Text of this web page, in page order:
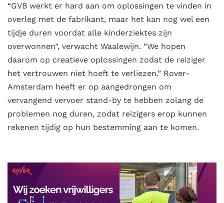
“GVB werkt er hard aan om oplossingen te vinden in
overleg met de fabrikant, maar het kan nog wel een
tijdje duren voordat alle kinderziektes zijn
overwonnen”, verwacht Waalewijn. “We hopen
daarom op creatieve oplossingen zodat de reiziger
het vertrouwen niet hoeft te verliezen.” Rover-
Amsterdam heeft er op aangedrongen om
vervangend vervoer stand-by te hebben zolang de
problemen nog duren, zodat reizigers erop kunnen
rekenen tijdig op hun bestemming aan te komen.